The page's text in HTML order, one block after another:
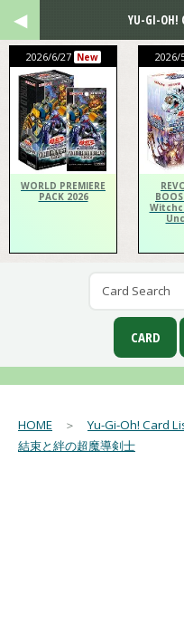
2026/6/27 New
WORLD PREMIERE
PACK 2026
2026/
HOME ＞Yu-Gi-Oh! Card
結束と絆の超魔導剣士
YU-GI-